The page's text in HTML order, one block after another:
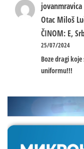
jovanmravica
Otac Miloš
ČINOM: E,
25/07/2024
Boze dragi
uniformu!!!